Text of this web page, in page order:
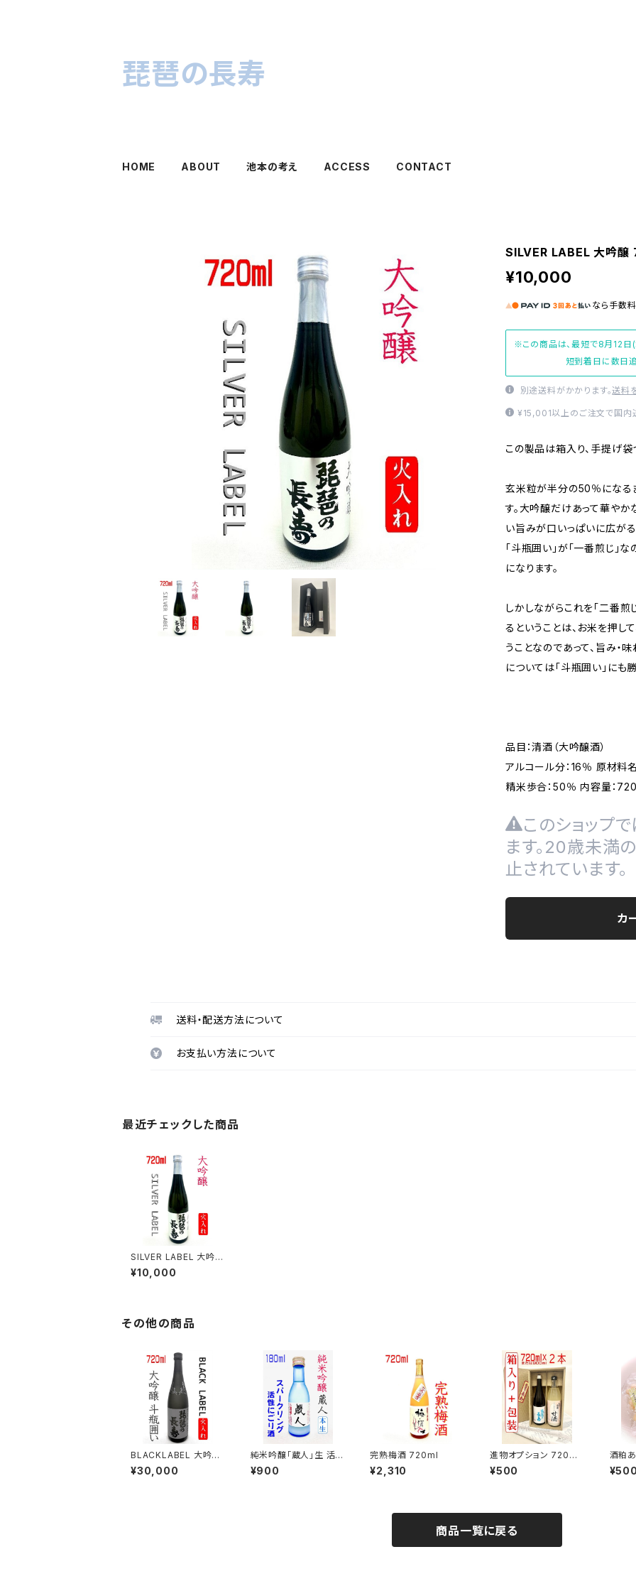
琵琶の長寿
HOME ABOUT 池本の考え ACCESS CONTACT
SILVER LABEL 大吟
¥10,000
なら 手数
※この商品は、最短で8月12日(
短到着日に数日
別途送料がかかります。送料
¥15,001以上のご注文で国内
この製品は箱入り、手提げ袋
玄米粒が半分の50％になる
す。大吟醸だけあって華やか
い旨みが口いっぱいに広が
「斗瓶囲い」が「一番煎じ」
になります。
しかしながらこれを「二番煎
るということは、お米を押し
うことなのであって、旨み・
については「斗瓶囲い」にも
品目：清酒（大吟醸酒）
アルコール分：16％ 原材料
精米歩合：50％ 内容量：
このショップ
ます。20歳未満
止されています。
カ
送料・配送方法について
お支払い方法について
最近チェックした商品
SILVER LABEL 大吟醸
720ml
¥10,000
その他の商品
BLACKLABEL 大吟醸
斗瓶囲い 720ml
¥30,000
純米吟醸「蔵人」生 活性
にごり酒 180ml
¥900
完熟梅酒 720ml
¥2,310
進物オプション 720ml
×2本 箱＋包装
¥500
酒粕
商品一覧に戻る